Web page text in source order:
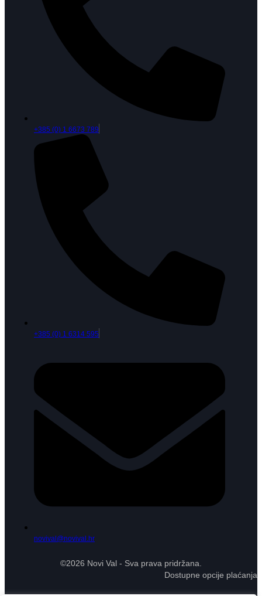
+385 (0) 1 6673 789
+385 (0) 1 6314 595
novival@novival.hr
©2026 Novi Val - Sva prava pridržana.
Dostupne opcije plaćanja